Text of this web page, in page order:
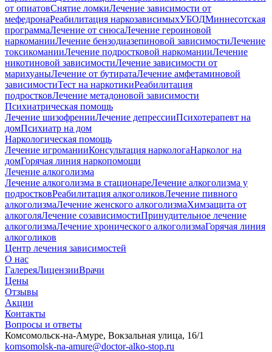
от опиатовСнятие ломкиЛечение зависимости от
мефедронаРеабилитация наркозависимыхУБОДМиннесотская
программаЛечение от снюсаЛечение героиновой
наркоманииЛечение бензодиазепиновой зависимостиЛечение
токсикоманииЛечение подростковой наркоманииЛечение
никотиновой зависимостиЛечение зависимости от
марихуаныЛечение от бутиратаЛечение амфетаминовой
зависимостиТест на наркотикиРеабилитация
подростковЛечение метадоновой зависимости
Психиатрическая помощь
Лечение шизофренииЛечение депрессииПсихотерапевт на
домПсихиатр на дом
Наркологическая помощь
Лечение игроманииКонсультация наркологаНарколог на
домГорячая линия наркопомощи
Лечение алкоголизма
Лечение алкоголизма в стационареЛечение алкоголизма у
подростковРеабилитация алкоголиковЛечение пивного
алкоголизмаЛечение женского алкоголизмаХимзащита от
алкоголяЛечение созависимостиПринудительное лечение
алкоголизмаЛечение хронического алкоголизмаГорячая линия
алкоголиков
Центр лечения зависимостей
О нас
ГалереяЛицензииВрачи
Цены
Отзывы
Акции
Контакты
Вопросы и ответы
Комсомольск-на-Амуре, Вокзальная улица, 16/1
komsomolsk-na-amure@doctor-alko-stop.ru